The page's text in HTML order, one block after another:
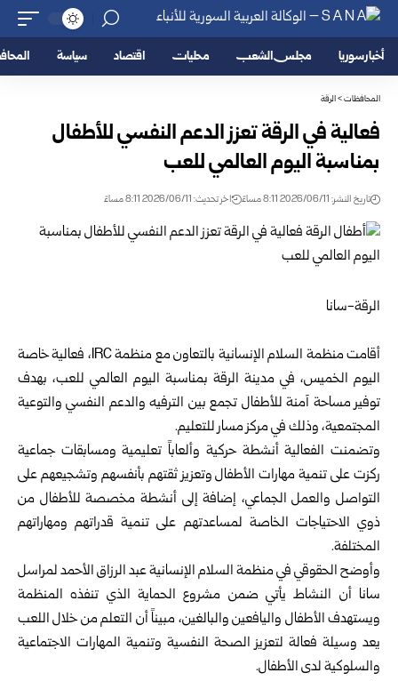
أخبار سوريا مجلس الشعب محليات اقتصاد سياسة
المحافظات>الرقة
فعالية في الرقة تعزز الدعم النفسي للأطفال
بمناسبة اليوم العالمي للعب
تاريخ النشر: 2026/06/11 8:11 مساءً اخر تحديث: 2026/06/11 8:11 مساءً
الرقة-سانا
أقامت منظمة السلام الإنسانية بالتعاون مع منظمة IRC، فعالية خاصة
اليوم الخميس، في مدينة الرقة بمناسبة اليوم العالمي للعب، بهدف
توفير مساحة آمنة للأطفال تجمع بين الترفيه والدعم النفسي والتوعية
المجتمعية، وذلك في مركز مسار للتعليم.
وتضمنت الفعالية أنشطة حركية وألعاباً تعليمية ومسابقات جماعية
ركزت على تنمية مهارات الأطفال وتعزيز ثقتهم بأنفسهم وتشجيعهم على
التواصل والعمل الجماعي، إضافة إلى أنشطة مخصصة للأطفال من
ذوي الاحتياجات الخاصة لمساعدتهم على تنمية قدراتهم ومهاراتهم
المختلفة.
وأوضح الحقوقي في منظمة السلام الإنسانية عبد الرزاق الأحمد لمراسل
سانا أن النشاط يأتي ضمن مشروع الحماية الذي تنفذه المنظمة
ويستهدف الأطفال واليافعين والبالغين، مبيناً أن التعلم من خلال اللعب
يعد وسيلة فعالة لتعزيز الصحة النفسية وتنمية المهارات الاجتماعية
والسلوكية لدى الأطفال.